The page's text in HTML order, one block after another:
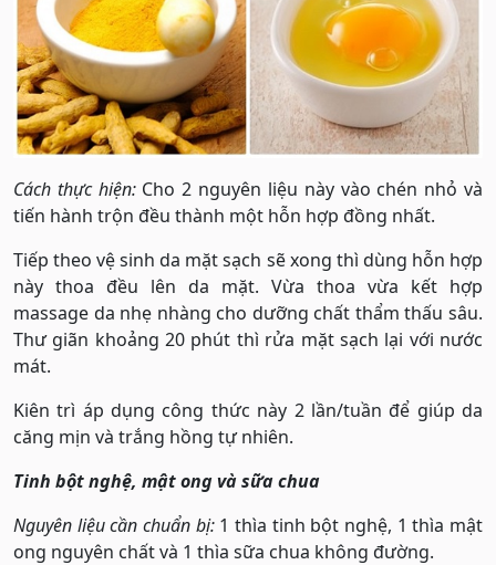
Cách thực hiện:Cho 2 nguyên liệu này vào chén nhỏ và
tiến hành trộn đều thành một hỗn hợp đồng nhất.
Tiếp theo vệ sinh da mặt sạch sẽ xong thì dùng hỗn hợp
này thoa đều lên da mặt. Vừa thoa vừa kết hợp
massage da nhẹ nhàng cho dưỡng chất thẩm thấu sâu.
Thư giãn khoảng 20 phút thì rửa mặt sạch lại với nước
mát.
Kiên trì áp dụng công thức này 2 lần/tuần để giúp da
căng mịn và trắng hồng tự nhiên.
Tinh bột nghệ, mật ong và sữa chua
Nguyên liệu cần chuẩn bị:1 thìa tinh bột nghệ, 1 thìa mật
ong nguyên chất và 1 thìa sữa chua không đường.